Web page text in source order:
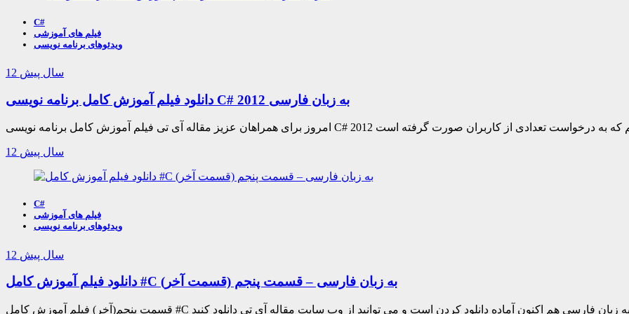
C#
فیلم های آموزشی
ویدئوهای برنامه نویسی
12 سال پیش
دانلود فیلم آموزش کامل برنامه نویسی C# 2012 به زبان فارسی
12 سال پیش
C#
فیلم های آموزشی
ویدئوهای برنامه نویسی
12 سال پیش
دانلود فیلم آموزش کامل #C به زبان فارسی – قسمت پنجم (قسمت آخر)